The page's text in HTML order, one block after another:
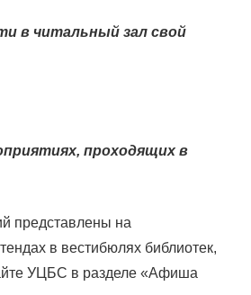
в читальный зал свой
проходящих в
представлены на
в вестибюлях библиотек,
УЦБС в разделе «Афиша